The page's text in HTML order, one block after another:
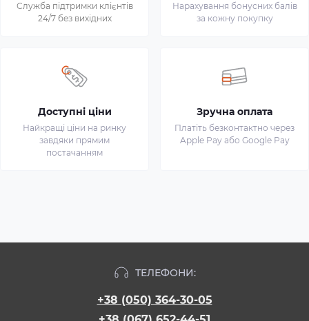
Служба підтримки клієнтів
24/7 без вихідних
Нарахування бонусних балів
за кожну покупку
Доступні ціни
Найкращі ціни на ринку
завдяки прямим
постачанням
Зручна оплата
Платіть безконтактно через
Apple Pay або Google Pay
ТЕЛЕФОНИ:
+38 (050) 364-30-05